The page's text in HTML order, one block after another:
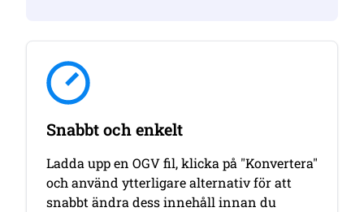
Snabbt och enkelt
Ladda upp en OGV fil, klicka på "Konvertera"
och använd ytterligare alternativ för att
snabbt ändra dess innehåll innan du